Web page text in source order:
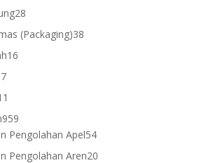
2828
products
(Packaging)3838
1616
17
products
products
959959
products
Pengolahan Apel5454
products
Pengolahan Aren2020